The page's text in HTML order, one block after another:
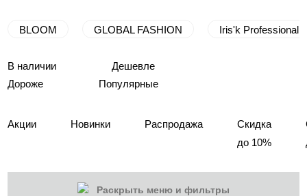
BLOOM GLOBAL FASHION Iris'k Professional
В наличии
Дешевле
Дороже
Популярные
Акции Новинки Распродажа
Скидка
до 10%
Раскрыть меню и фильтры